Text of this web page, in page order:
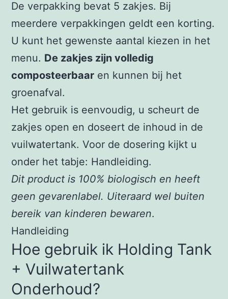
De verpakking bevat 5 zakjes. Bij
meerdere verpakkingen geldt een korting.
U kunt het gewenste aantal kiezen in het
menu. De zakjes zijn volledig
composteerbaar en kunnen bij het
groenafval.
Het gebruik is eenvoudig, u scheurt de
zakjes open en doseert de inhoud in de
vuilwatertank. Voor de dosering kijkt u
onder het tabje: Handleiding.
Dit product is 100% biologisch en heeft
geen gevarenlabel. Uiteraard wel buiten
bereik van kinderen bewaren.
Handleiding
Hoe gebruik ik Holding Tank
+ Vuilwatertank
Onderhoud?